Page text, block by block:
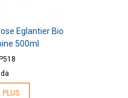
Eglantier Bio
500ml
PLUS